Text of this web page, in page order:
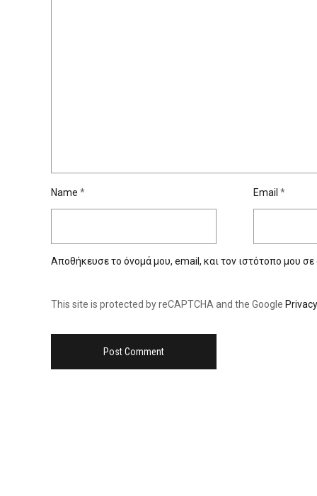
Name * Email *
Αποθήκευσε το όνομά μου, email, και τον ιστότοπο μου
This site is protected by reCAPTCHA and the Google